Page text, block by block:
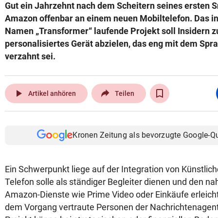
Gut ein Jahrzehnt nach dem Scheitern seines ersten
Amazon offenbar an einem neuen Mobiltelefon. Das
Namen „Transformer“ laufende Projekt soll Insidern
personalisiertes Gerät abzielen, das eng mit dem
verzahnt sei.
play_arrow Artikel anhören Teilen
Kronen Zeitung als bevorzugte Google-
Ein Schwerpunkt liege auf der Integration von
Telefon solle als ständiger Begleiter dienen und den
Amazon-Dienste wie Prime Video oder Einkäufe
dem Vorgang vertraute Personen der